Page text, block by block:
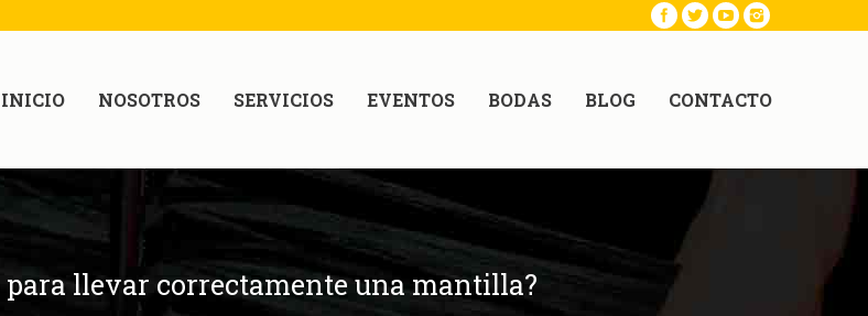
INICIO NOSOTROS SERVICIOS EVENTOS BODAS BLOG CONTACTO
para llevar correctamente una mantilla?